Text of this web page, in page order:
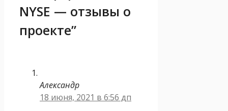
NYSE — отзывы о
проекте”
Александр
18 июня, 2021 в 6:56 дп